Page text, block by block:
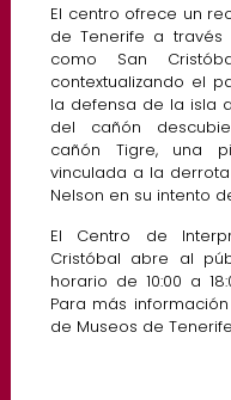
El centro ofrece un
de Tenerife a través
como San
contextualizando el
la defensa de la isla
del cañón
cañón Tigre, una
vinculada a la
Nelson en su intento
El Centro de
Cristóbal abre al
horario de 10:00 a
Para más
de Museos de